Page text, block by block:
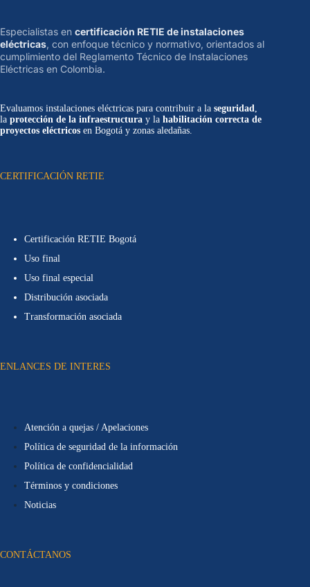
Especialistas en certificación RETIE de instalaciones
eléctricas, con enfoque técnico y normativo, orientados al
cumplimiento del Reglamento Técnico de Instalaciones
Eléctricas en Colombia.
Evaluamos instalaciones eléctricas para contribuir a la seguridad
la protección de la infraestructura y la habilitación correcta de
proyectos eléctricos en Bogotá y zonas aledañas.
CERTIFICACIÓN RETIE
Certificación RETIE Bogotá
Uso final
Uso final especial
Distribución asociada
Transformación asociada
ENLANCES DE INTERES
Atención a quejas / Apelaciones
Política de seguridad de la información
Política de confidencialidad
Términos y condiciones
Noticias
CONTÁCTANOS